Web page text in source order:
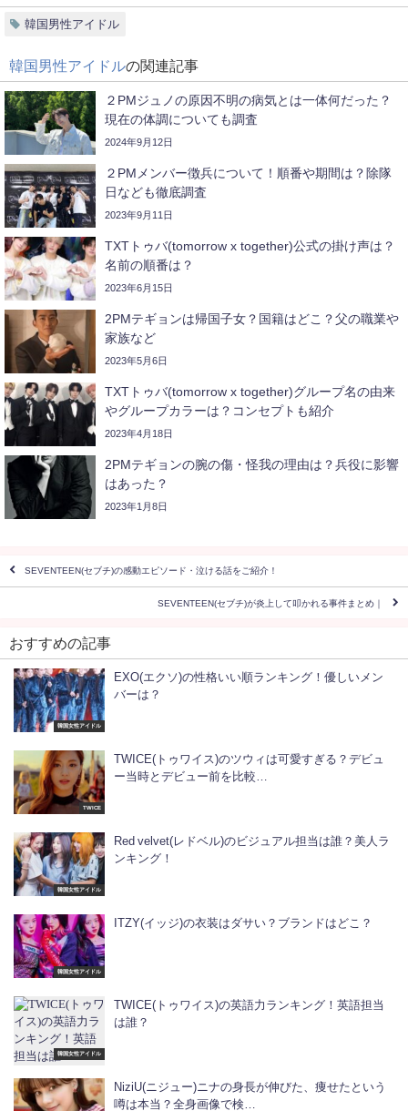
韓国男性アイドル
韓国男性アイドルの関連記事
２PMジュノの原因不明の病気とは一体何だった？
現在の体調についても調査
2024年9月12日
２PMメンバー徴兵について！順番や期間は？除隊
日なども徹底調査
2023年9月11日
TXTトゥバ(tomorrow x together)公式の掛け声は？
名前の順番は？
2023年6月15日
2PMテギョンは帰国子女？国籍はどこ？父の職業や
家族など
2023年5月6日
TXTトゥバ(tomorrow x together)グループ名の由来
やグループカラーは？コンセプトも紹介
2023年4月18日
2PMテギョンの腕の傷・怪我の理由は？兵役に影響
はあった？
2023年1月8日
SEVENTEEN(セブチ)の感動エピソード・泣ける話をご紹介！
SEVENTEEN(セブチ)が炎上して叩かれる事件まとめ｜
おすすめの記事
韓国女性アイドル
EXO(エクソ)の性格いい順ランキング！優しいメン
バーは？
TWICE
TWICE(トゥワイス)のツウィは可愛すぎる？デビュ
ー当時とデビュー前を比較…
韓国女性アイドル
Red velvet(レドベル)のビジュアル担当は誰？美人ラ
ンキング！
韓国女性アイドル
ITZY(イッジ)の衣装はダサい？ブランドはどこ？
韓国女性アイドル
TWICE(トゥワイス)の英語力ランキング！英語担当
は誰？
NiziU(ニジュー)ニナの身長が伸びた、痩せたという
噂は本当？全身画像で検…